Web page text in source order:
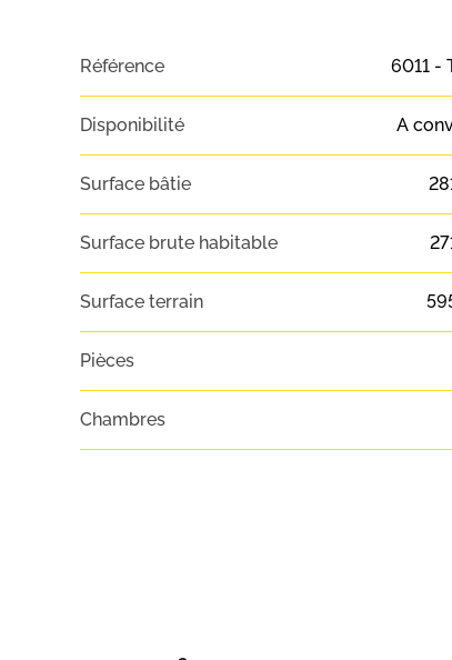
Référence 6011 -
Disponibilité A
Surface bâtie
Surface brute habitable
Surface terrain
Pièces
Chambres